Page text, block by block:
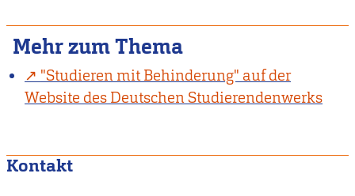
Mehr zum Thema
"Studieren mit Behinderung" auf der
Website des Deutschen Studierendenwerks
Kontakt